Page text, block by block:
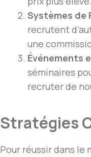
Systèmes de
recrutent
une
Événements
séminaires
recruter de
Stratégies
Pour réussir dans le